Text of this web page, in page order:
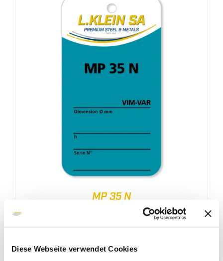
Diese Webseite verwendet Cookies
MP 35 N